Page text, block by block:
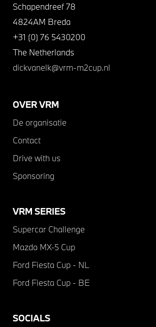
Schapendreef 78
4824AM Breda
+31 (0) 76 5430200
The Netherlands
dickvanelk@vrm-m2cup.nl
OVER VRM
De organisatie
Contact
Drive with us
Sponsoring
VRM SERIES
Supercar Challenge
Mazda MX-5 Cup
Ford Fiesta Cup - NL
Ford Fiesta Cup - BE
SOCIALS